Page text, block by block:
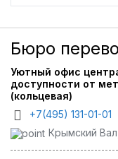
Бюро
Уютный офис
доступности от
(кольцевая)
+7(495) 131-01-01
Крымский